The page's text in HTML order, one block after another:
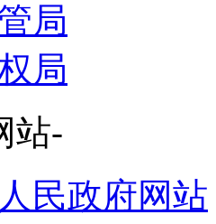
局
局
站-
民政府网站